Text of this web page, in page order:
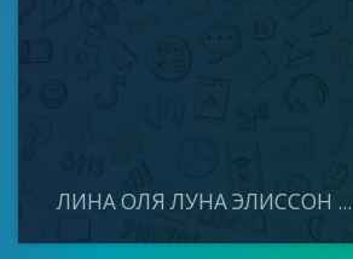
ЛИНА ОЛЯ ЛУНА ЭЛИССОН ...